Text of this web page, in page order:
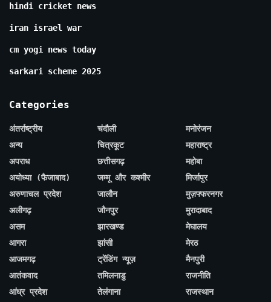
hindi cricket news
iran israel war
cm yogi news today
sarkari scheme 2025
Categories
अंतर्राष्ट्रीय
अन्य
अपराध
अयोध्या (फैजाबाद)
अरुणाचल प्रदेश
अलीगढ़
असम
आगरा
आजमगढ़
आतंकवाद
आंध्र प्रदेश
चंदौली
चित्रकूट
छत्तीसगढ़
जम्मू और कश्मीर
जालौन
जौनपुर
झारखण्ड
झांसी
ट्रेंडिंग न्यूज़
तमिलनाडु
तेलंगाना
मनोरंजन
महाराष्ट्र
महोबा
मिर्जापुर
मुज़फ्फरनगर
मुरादाबाद
मेघालय
मेरठ
मैनपुरी
राजनीति
राजस्थान